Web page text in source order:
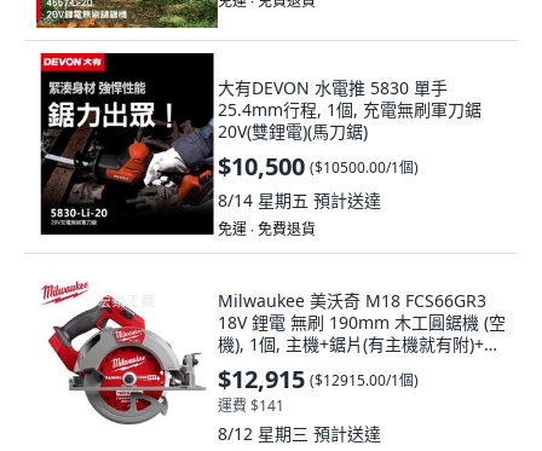
大有DEVON 水電推 5830 單手
25.4mm行程, 1個, 充電無刷軍刀鋸
20V(雙鋰電)(馬刀鋸)
$10,500 ($10500.00/1個)
8/14 星期五 預計送達
免運 ∙ 免費退貨
Milwaukee 美沃奇 M18 FCS66GR3
18V 鋰電 無刷 190mm 木工圓鋸機 (空
機), 1個, 主機+鋸片(有主機就有附)+箱
子 無其它
$12,915 ($12915.00/1個)
運費 $141
8/12 星期三 預計送達